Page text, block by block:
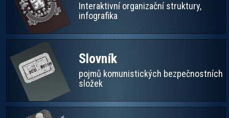
Interaktivní organizační struktury,
infografika
Slovník
pojmů komunistických bezpečnostních
složek